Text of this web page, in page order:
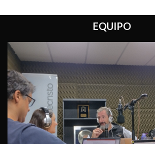
EQUIPO